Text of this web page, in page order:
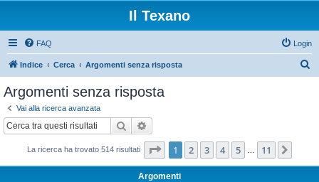
Il Texano
FAQ Login
Indice Cerca Argomenti senza risposta
Argomenti senza risposta
Vai alla ricerca avanzata
Cerca
La ricerca ha trovato 514 risultati Pagina di 11
1 2 3 4 5 11
Argomenti